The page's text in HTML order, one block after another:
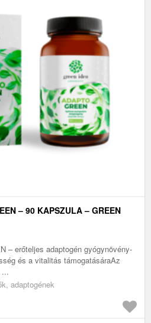
– 90 KAPSZULA – GREEN
– erőteljes adaptogén gyógynövény-
és a vitalitás támogatásáraAz
...
adaptogének